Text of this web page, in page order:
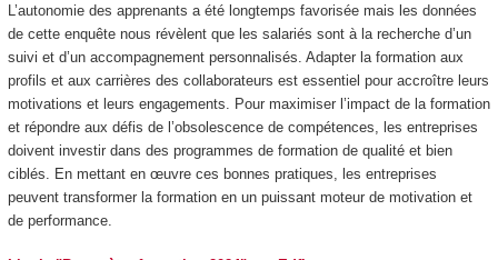
L’autonomie des apprenants a été longtemps favorisée mais les données
de cette enquête nous révèlent que les salariés sont à la recherche d’un
suivi et d’un accompagnement personnalisés. Adapter la formation aux
profils et aux carrières des collaborateurs est essentiel pour accroître leurs
motivations et leurs engagements. Pour maximiser l’impact de la formation
et répondre aux défis de l’obsolescence de compétences, les entreprises
doivent investir dans des programmes de formation de qualité et bien
ciblés. En mettant en œuvre ces bonnes pratiques, les entreprises
peuvent transformer la formation en un puissant moteur de motivation et
de performance.